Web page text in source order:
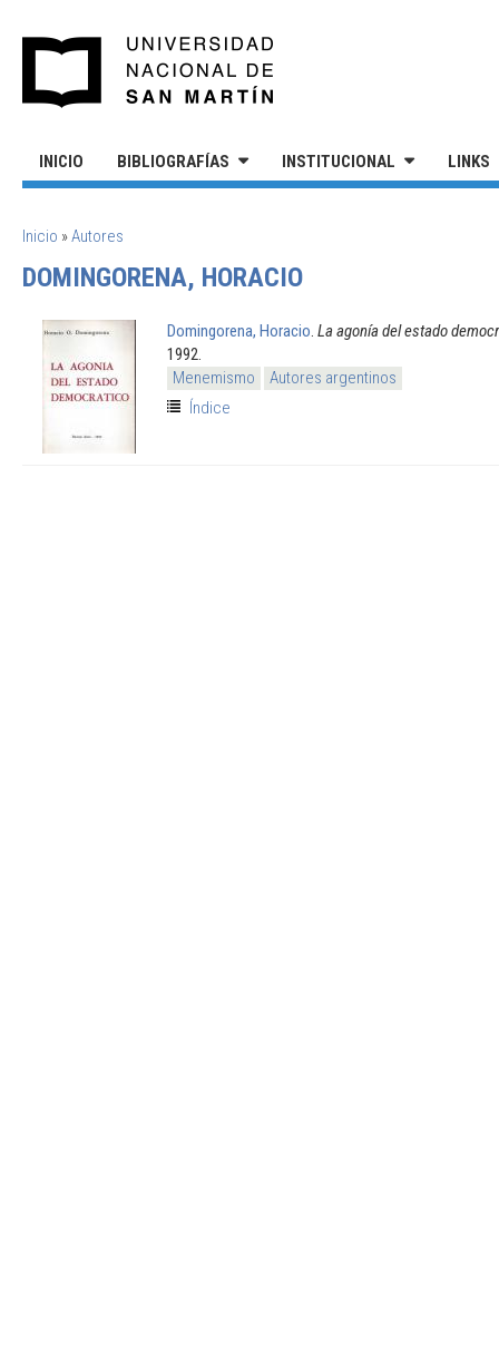
INICIO BIBLIOGRAFÍAS INSTITUCIONAL LINKS
SE ENCUENTRA USTED AQUÍ
Inicio »Autores
DOMINGORENA, HORACIO
Domingorena, Horacio La agonía del estado
1992.
Menemismo
Autores argentinos
Índice